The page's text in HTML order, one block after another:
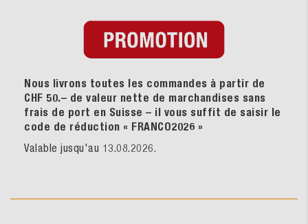
Nous livrons toutes les commandes à partir de
CHF 50.– de valeur nette de marchandises sans
frais de port en Suisse – il vous suffit de saisir le
code de réduction « FRANCO2026 »
Valable jusqu'au 13.08.2026.